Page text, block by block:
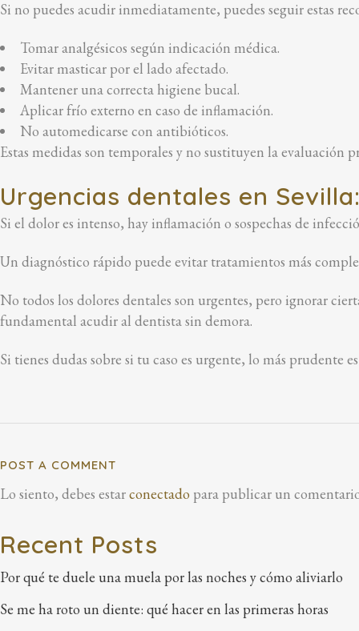
Si no puedes acudir inmediatamente, puedes seguir estas
Tomar analgésicos según indicación médica.
Evitar masticar por el lado afectado.
Mantener una correcta higiene bucal.
Aplicar frío externo en caso de inflamación.
No automedicarse con antibióticos.
Estas medidas son temporales y no sustituyen la evaluación
Urgencias dentales en
Si el dolor es intenso, hay inflamación o sospechas de
Un diagnóstico rápido puede evitar tratamientos más
No todos los dolores dentales son urgentes, pero ignorar
fundamental acudir al dentista sin demora.
Si tienes dudas sobre si tu caso es urgente, lo más prudente
POST A COMMENT
Lo siento, debes estarconectado para publicar un
Recent Posts
Por qué te duele una muela por las noches y cómo aliviarlo
Se me ha roto un diente: qué hacer en las primeras horas